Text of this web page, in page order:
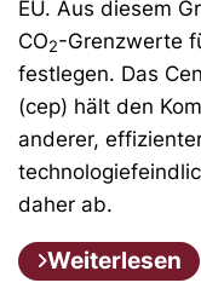
EU. Aus diesem
CO2-Grenzwerte
festlegen. Das
(cep) hält den
anderer,
daher ab.
Weiterlesen